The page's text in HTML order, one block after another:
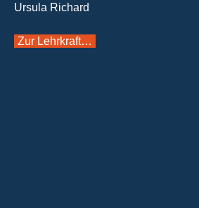
Ursula Richard
Zur Lehrkraft…